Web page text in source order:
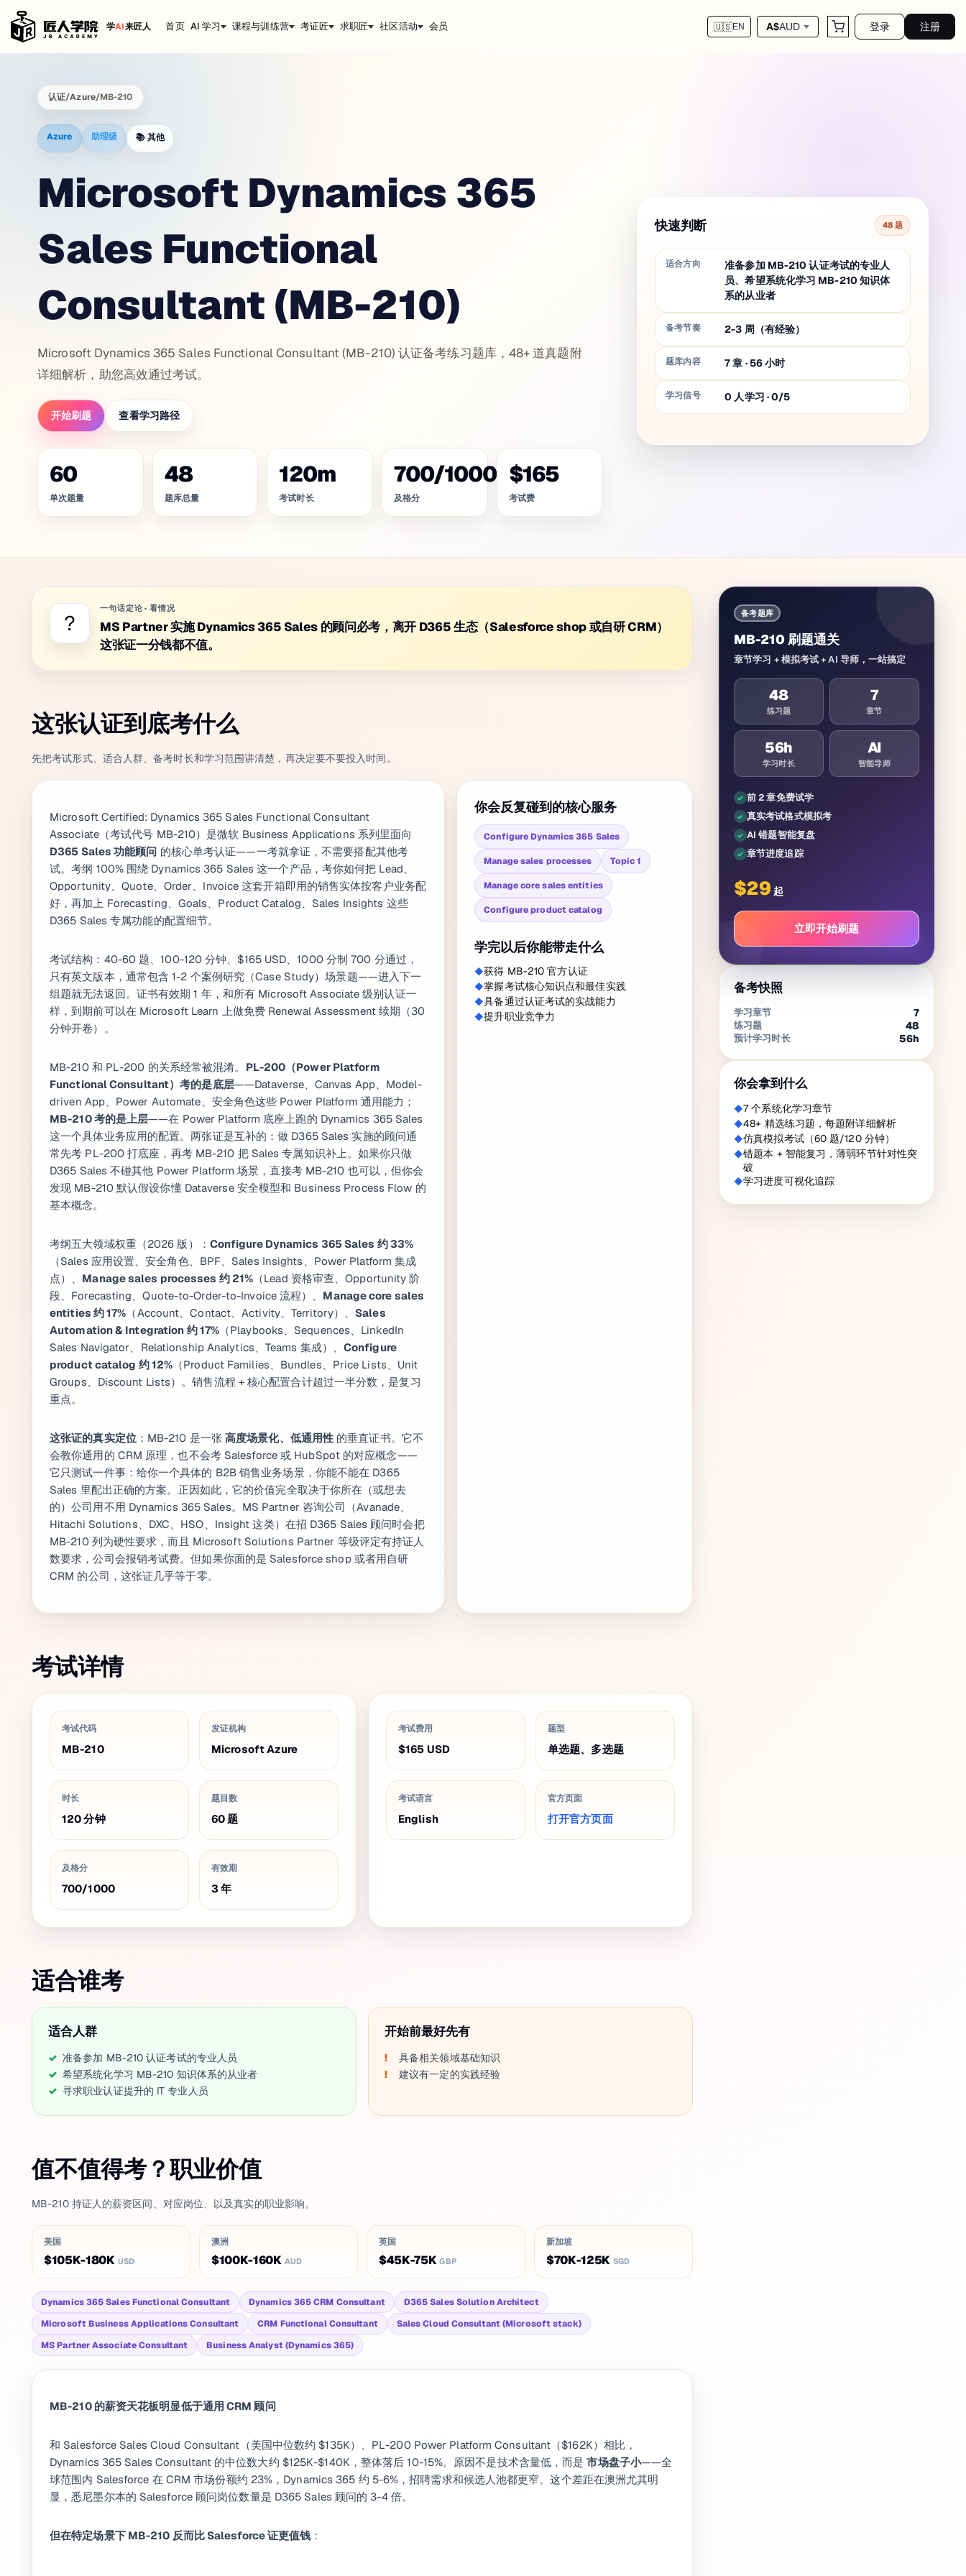
学AI来匠人 首页 AI 学习 课程与训练营 考证匠 求职匠 社区活动 会员 🇺🇸EN A$AUD 登录 注册
认证/Azure/MB-210
Azure 助理级 📚其他
Microsoft Dynamics 365
Sales Functional
Consultant (MB-210)
Microsoft Dynamics 365 Sales Functional Consultant (MB-210) 认证备考练习题库，48+ 道真题附
详细解析，助您高效通过考试。
开始刷题 查看学习路径
60
单次题量
48
题库总量
120m
考试时长
700/1000
及格分
$165
考试费
快速判断 48 题
适合方向
准备参加 MB-210 认证考试的专业人
员、希望系统化学习 MB-210 知识体
系的从业者
备考节奏 2-3 周（有经验）
题库内容 7章 ·56小时
学习信号 0 人学习 · 0/5
?
一句话定论 · 看情况
MS Partner 实施 Dynamics 365 Sales 的顾问必考，离开 D365 生态（Salesforce shop 或自研 CRM）
这张证一分钱都不值。
这张认证到底考什么
先把考试形式、适合人群、备考时长和学习范围讲清楚，再决定要不要投入时间。
Microsoft Certified: Dynamics 365 Sales Functional Consultant
Associate（考试代号 MB-210）是微软 Business Applications 系列里面向
D365 Sales 功能顾问 的核心单考认证——一考就拿证，不需要搭配其他考
试。考纲 100% 围绕 Dynamics 365 Sales 这一个产品，考你如何把 Lead、
Opportunity、Quote、Order、Invoice 这套开箱即用的销售实体按客户业务配
好，再加上 Forecasting、Goals、Product Catalog、Sales Insights 这些
D365 Sales 专属功能的配置细节。
考试结构：40-60 题、100-120 分钟、$165 USD、1000 分制 700 分通过，
只有英文版本，通常包含 1-2 个案例研究（Case Study）场景题——进入下一
组题就无法返回。证书有效期 1 年，和所有 Microsoft Associate 级别认证一
样，到期前可以在 Microsoft Learn 上做免费 Renewal Assessment 续期（30
分钟开卷）。
MB-210 和 PL-200 的关系经常被混淆。 PL-200（Power Platform
Functional Consultant）考的是底层——Dataverse、Canvas App、Model-
driven App、Power Automate、安全角色这些 Power Platform 通用能力；
MB-210 考的是上层——在 Power Platform 底座上跑的 Dynamics 365 Sales
这一个具体业务应用的配置。两张证是互补的：做 D365 Sales 实施的顾问通
常先考 PL-200 打底座，再考 MB-210 把 Sales 专属知识补上。如果你只做
D365 Sales 不碰其他 Power Platform 场景，直接考 MB-210 也可以，但你会
发现 MB-210 默认假设你懂 Dataverse 安全模型和 Business Process Flow 的
基本概念。
考纲五大领域权重（2026 版）： Configure Dynamics 365 Sales 约 33%
（Sales 应用设置、安全角色、BPF、Sales Insights、Power Platform 集成
点）、 Manage sales processes 约 21% （Lead 资格审查、Opportunity 阶
段、Forecasting、Quote-to-Order-to-Invoice 流程）、 Manage core sales
entities 约 17% （Account、Contact、Activity、Territory）、 Sales
Automation & Integration 约 17% （Playbooks、Sequences、LinkedIn
Sales Navigator、Relationship Analytics、Teams 集成）、 Configure
product catalog 约 12% （Product Families、Bundles、Price Lists、Unit
Groups、Discount Lists）。销售流程 + 核心配置合计超过一半分数，是复习
重点。
这张证的真实定位：MB-210 是一张高度场景化、低通用性 的垂直证书。它不
会教你通用的 CRM 原理，也不会考 Salesforce 或 HubSpot 的对应概念——
它只测试一件事：给你一个具体的 B2B 销售业务场景，你能不能在 D365
Sales 里配出正确的方案。正因如此，它的价值完全取决于你所在（或想去
的）公司用不用 Dynamics 365 Sales。MS Partner 咨询公司（Avanade、
Hitachi Solutions、DXC、HSO、Insight 这类）在招 D365 Sales 顾问时会把
MB-210 列为硬性要求，而且 Microsoft Solutions Partner 等级评定有持证人
数要求，公司会报销考试费。但如果你面的是 Salesforce shop 或者用自研
CRM 的公司，这张证几乎等于零。
你会反复碰到的核心服务
Configure Dynamics 365 Sales
Manage sales processes Topic 1
Manage core sales entities
Configure product catalog
学完以后你能带走什么
获得 MB-210 官方认证
掌握考试核心知识点和最佳实践
具备通过认证考试的实战能力
提升职业竞争力
考试详情
考试代码
MB-210
发证机构
Microsoft Azure
时长
120分钟
题目数
60题
及格分
700/1000
有效期
3 年
考试费用
$165 USD
题型
单选题、多选题
考试语言
English
官方页面
打开官方页面
适合谁考
适合人群
准备参加 MB-210 认证考试的专业人员
希望系统化学习 MB-210 知识体系的从业者
寻求职业认证提升的 IT 专业人员
开始前最好先有
具备相关领域基础知识
建议有一定的实践经验
值不值得考？职业价值
MB-210 持证人的薪资区间、对应岗位、以及真实的职业影响。
美国
$105K-180K USD
澳洲
$100K-160K AUD
英国
$45K-75K GBP
新加坡
$70K-125K SGD
Dynamics 365 Sales Functional Consultant Dynamics 365 CRM Consultant
D365 Sales Solution Architect
Microsoft Business Applications Consultant
CRM Functional Consultant
Sales Cloud Consultant (Microsoft stack)
MS Partner Associate Consultant
Business Analyst (Dynamics 365)
MB-210 的薪资天花板明显低于通用 CRM 顾问
和 Salesforce Sales Cloud Consultant（美国中位数约 $135K）、PL-200 Power Platform Consultant（$162K）相比，
Dynamics 365 Sales Consultant 的中位数大约 $125K-$140K，整体落后 10-15%。原因不是技术含量低，而是市场盘子小——全
球范围内 Salesforce 在 CRM 市场份额约 23%，Dynamics 365 约 5-6%，招聘需求和候选人池都更窄。这个差距在澳洲尤其明
显，悉尼墨尔本的 Salesforce 顾问岗位数量是 D365 Sales 顾问的 3-4 倍。
但在特定场景下 MB-210 反而比 Salesforce 证更值钱 ：
备考题库
MB-210 刷题通关
章节学习 + 模拟考试 + AI 导师，一站搞定
48
练习题
7
章节
56h
学习时长
AI
智能导师
前 2 章免费试学
真实考试格式模拟考
AI 错题智能复盘
章节进度追踪
$29 起
立即开始刷题
备考快照
学习章节 7
练习题 48
预计学习时长 56h
你会拿到什么
7 个系统化学习章节
48+ 精选练习题，每题附详细解析
仿真模拟考试（60 题/120 分钟）
错题本 + 智能复习，薄弱环节针对性突
破
学习进度可视化追踪